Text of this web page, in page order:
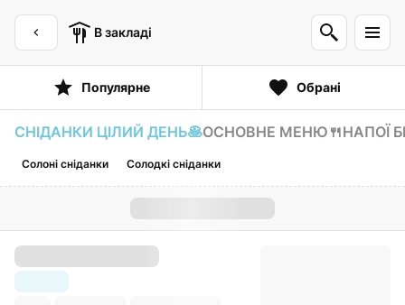
В закладі
Популярне Обрані
СНІДАНКИ ЦІЛИЙ ДЕНЬ🥞ОСНОВНЕ МЕНЮ🍴НАПОЇ
Солоні сніданки Солодкі сніданки